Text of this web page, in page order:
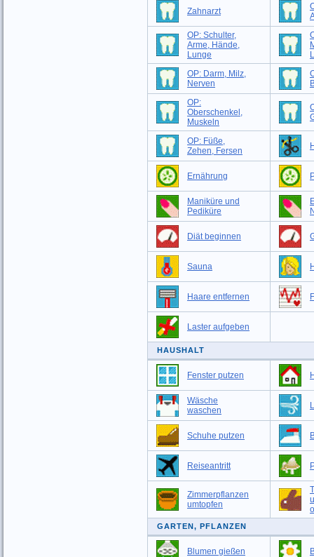
Zahnarzt
OP: Schulter,
Arme, Hände,
Lunge
OP: Darm, Milz,
Nerven
OP:
Oberschenkel,
Muskeln
OP: Füße,
Zehen, Fersen
Ernährung
Maniküre und
Pediküre
Diät beginnen
Sauna
Haare entfernen
Laster aufgeben
HAUSHALT
Fenster putzen
Wäsche
waschen
Schuhe putzen
Reiseantritt
Zimmerpflanzen
umtopfen
GARTEN, PFLANZEN
Blumen gießen